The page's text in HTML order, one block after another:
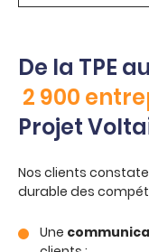
De la TPE
2 900
Projet
Nos clients
durable des
Une